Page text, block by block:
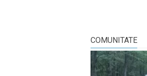
COMUNITATE